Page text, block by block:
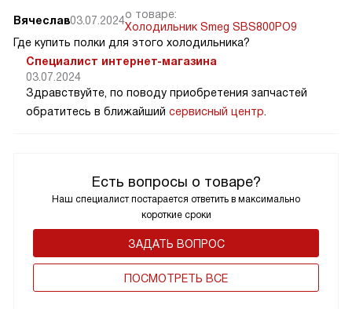
Есть вопросы о товаре?
Наш специалист постарается ответить в максимально
короткие сроки
ЗАДАТЬ ВОПРОС
ПОCМОТРЕТЬ ВСЕ
Вячеслав03.07.2024о товаре:
Холодильник Smeg SBS800PO9
Где купить полки для этого холодильника?
Специалист интернет-магазина
03.07.2024
Здравствуйте, по поводу приобретения запчастей
обратитесь в ближайший сервисный центр